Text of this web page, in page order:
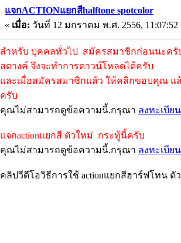
แจกACTIONแยกสีhalftone spotcolor
« เมื่อ: วันที่ 12 มกราคม พ.ศ. 2556, 11:07:52
สำหรับ บุคคลทั่วไป สมัครสมาชิกก่อนนะครั
สตางค์ จึงจะทำการดาวน์โหลดได้ครับ
และเมื่อสมัครสมาชิกแล้ว ให้คลิกขอบคุณ แ
ครับ
คุณไม่สามารถดูข้อความนี้.กรุณา ลงทะเบียน
แจกactionแยกสี ตัวใหม่ กระทู้นี้ครับ
คุณไม่สามารถดูข้อความนี้.กรุณา ลงทะเบียน
คลิปวีดีโอวิธีการใช้ actionแยกสีฮาร์ฟโทน ตั